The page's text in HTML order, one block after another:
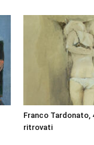
Franco Tardonato,
ritrovati